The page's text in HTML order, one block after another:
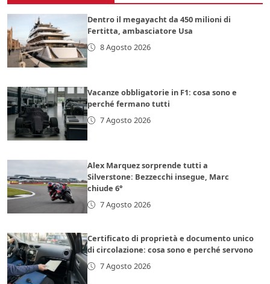
Dentro il megayacht da 450 milioni di
Fertitta, ambasciatore Usa
8 Agosto 2026
Vacanze obbligatorie in F1: cosa sono e
perché fermano tutti
7 Agosto 2026
Alex Marquez sorprende tutti a
Silverstone: Bezzecchi insegue, Marc
chiude 6°
7 Agosto 2026
Certificato di proprietà e documento unico
di circolazione: cosa sono e perché servono
7 Agosto 2026